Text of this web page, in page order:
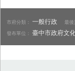
市府分類：一般行政 最
發布單位：臺中市政府文